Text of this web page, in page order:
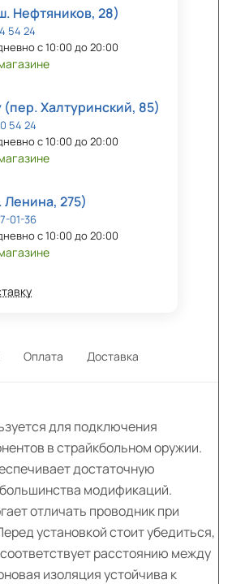
Нефтяников, 28)
54 24
с 10:00 до 20:00
Халтуринский, 85)
54 24
с 10:00 до 20:00
275)
01-36
с 10:00 до 20:00
Оплата Доставка
для подключения
в страйкбольном оружии.
достаточную
модификаций.
отличать проводник при
установкой стоит убедиться,
расстоянию между
изоляция устойчива к